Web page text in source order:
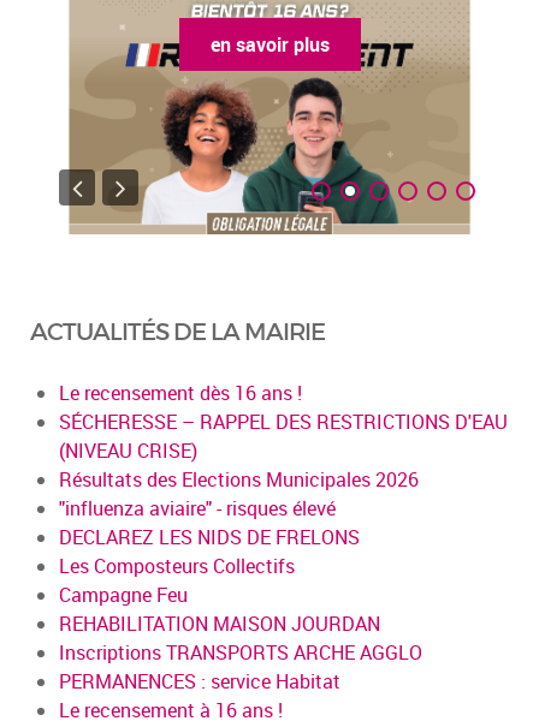
en savoir plus
ACTUALITÉS DE LA MAIRIE
Le recensement dès 16 ans !
SÉCHERESSE – RAPPEL DES RESTRICTIONS D'EAU
(NIVEAU CRISE)
Résultats des Elections Municipales 2026
"influenza aviaire" - risques élevé
DECLAREZ LES NIDS DE FRELONS
Les Composteurs Collectifs
Campagne Feu
REHABILITATION MAISON JOURDAN
Inscriptions TRANSPORTS ARCHE AGGLO
PERMANENCES : service Habitat
Le recensement à 16 ans !